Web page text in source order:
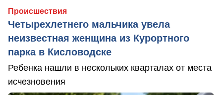
Происшествия
Четырехлетнего мальчика увела
неизвестная женщина из Курортного
парка в Кисловодске
Ребенка нашли в нескольких кварталах от места
исчезновения